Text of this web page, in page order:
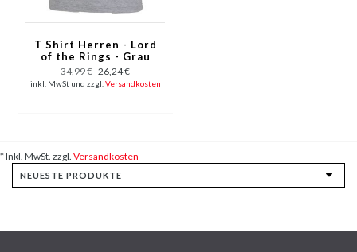
T Shirt Herren - Lord
of the Rings - Grau
34,99 € 26,24 €
inkl. MwSt und zzgl. Versandkosten
* Inkl. MwSt. zzgl. Versandkosten